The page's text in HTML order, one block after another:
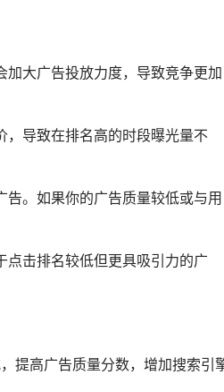
大广告投放力度，导致竞争更加
，导致在排名高的时段曝光量不
。如果你的广告质量较低或与用
击排名较低但更具吸引力的广
提高广告质量分数，增加搜索引